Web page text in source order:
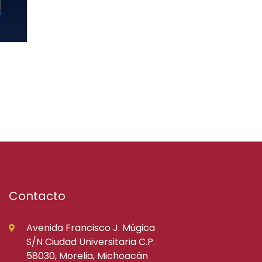
Contacto
Avenida Francisco J. Múgica
S/N Ciudad Universitaria C.P.
58030, Morelia, Michoacán